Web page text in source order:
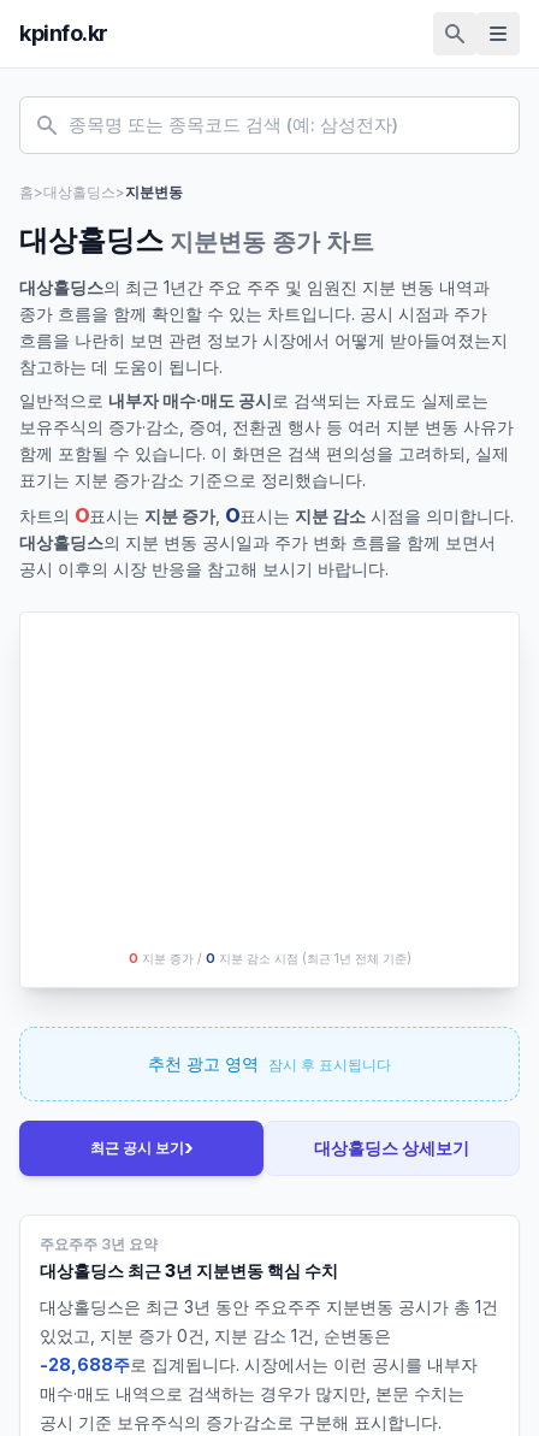
kpinfo.kr
홈>대상홀딩스>지분변동
대상홀딩스 지분변동 종가 차트
대상홀딩스의 최근 1년간 주요 주주 및 임원진 지분 변동 내역과
종가 흐름을 함께 확인할 수 있는 차트입니다. 공시 시점과 주가
흐름을 나란히 보면 관련 정보가 시장에서 어떻게 받아들여졌는지
참고하는 데 도움이 됩니다.
일반적으로 내부자 매수·매도 공시로 검색되는 자료도 실제로는
보유주식의 증가·감소, 증여, 전환권 행사 등 여러 지분 변동 사유가
함께 포함될 수 있습니다. 이 화면은 검색 편의성을 고려하되, 실제
표기는 지분 증가·감소 기준으로 정리했습니다.
차트의 O표시는 지분 증가, O표시는 지분 감소 시점을 의미합니다.
대상홀딩스의 지분 변동 공시일과 주가 변화 흐름을 함께 보면서
공시 이후의 시장 반응을 참고해 보시기 바랍니다.
O 지분 증가 / O 지분 감소 시점 (최근 1년 전체 기준)
추천 광고 영역 잠시 후 표시됩니다
최근 공시 보기› 대상홀딩스상세보기
주요주주 3년 요약
대상홀딩스 최근 3년 지분변동 핵심 수치
대상홀딩스은 최근 3년 동안 주요주주 지분변동 공시가 총 1건
있었고, 지분 증가 0건, 지분 감소 1건, 순변동은
-28,688주로 집계됩니다. 시장에서는 이런 공시를 내부자
매수·매도 내역으로 검색하는 경우가 많지만, 본문 수치는
공시 기준 보유주식의 증가·감소로 구분해 표시합니다.